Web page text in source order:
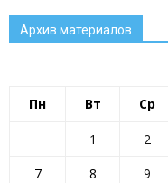
Архив материалов
Пн Вт Ср
1 2
7
8 9